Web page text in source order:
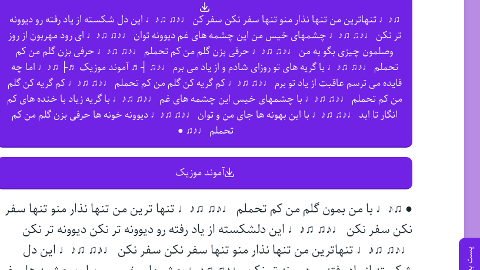
♫♪♩ تنهاترین من تنها نذار منو تنها سفر نکن سفر کن ♩♪♫ ♫♪♩ این دل شکسته از یاد رفته رو دیوونه
تر نکن ♩♪♫ ♫♪♩ چشمهای خیس من این چشمه های غم دیوونه توان ♩♪♫ ♫♪♩ ای رود مهربون از روز
وصلمون چیزی بگو به من ♩♪♫ ♫♪♩ حرفی بزن گلم من کم تحملم ♩♪♫ ♫♪♩ حرفی بزن گلم من کم
تحملم ♩♪♫ ♫♪♩ با گریه های تو روزای شادم و از یاد می برم ♩♪♫ ┤♬ آموند موزیک ♬├ ♫♪♩ اما چه
فایده می ترسم عاقبت از یاد تو برم ♩♪♫ ♫♪♩ کم گریه کن گلم من کم تحملم ♩♪♫ ♫♪♩ کم گریه کن گلم
من کم تحملم ♩♪♫ ♫♪♩ با چشمهای خیس این چشمه های غم ♩♪♫ ♫♪♩ با گریه زیاد با خنده های کم
انگار تا ابد ♩♪♫ ♫♪♩ با این بهونه ها جای من و توان ♩♪♫ ♫♪♩ دیوونه خونه ها حرفی بزن گلم من کم
تحملم ♩♪♫ ●
آموند موزیک
● ♫♪♩ با من بمون گلم من کم تحملم ♩♪♫ ♫♪♩ تنها ترین من تنها نذار منو تنها سفر
نکن سفر نکن ♩♪♫ ♫♪♩ این دلشکسته از یاد رفته رو دیوونه تر نکن دیوونه تر نکن
♩♪♫ ♫♪♩ تنهاترین من تنها نذار منو تنها سفر نکن سفر نکن ♩♪♫ ♫♪♩ این دل